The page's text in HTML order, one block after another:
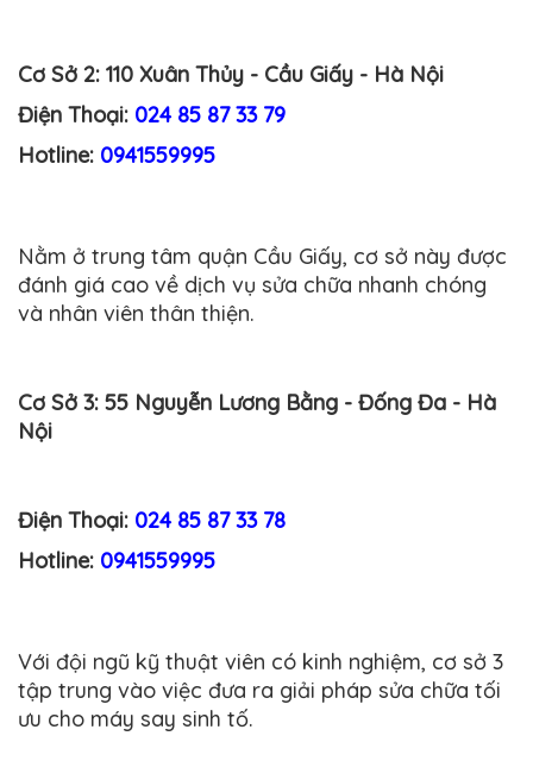
Cơ Sở 2: 110 Xuân Thủy - Cầu Giấy - Hà Nội
Điện Thoại: 024 85 87 33 79
Hotline: 0941559995
Nằm ở trung tâm quận Cầu Giấy, cơ sở này được
đánh giá cao về dịch vụ sửa chữa nhanh chóng
và nhân viên thân thiện.
Cơ Sở 3: 55 Nguyễn Lương Bằng - Đống Đa - Hà
Nội
Điện Thoại: 024 85 87 33 78
Hotline: 0941559995
Với đội ngũ kỹ thuật viên có kinh nghiệm, cơ sở 3
tập trung vào việc đưa ra giải pháp sửa chữa tối
ưu cho máy say sinh tố.